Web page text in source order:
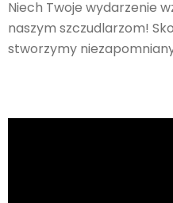
Niech Twoje wydarzenie
naszym szczudlarzom!
stworzymy